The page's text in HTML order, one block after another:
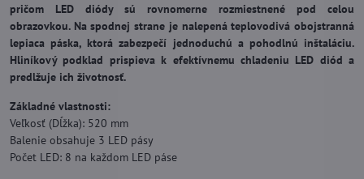
pričom LED diódy sú rovnomerne rozmiestnené pod celou
obrazovkou. Na spodnej strane je nalepená teplovodivá obojstranná
lepiaca páska, ktorá zabezpečí jednoduchú a pohodlnú inštaláciu.
Hliníkový podklad prispieva k efektívnemu chladeniu LED diód a
predlžuje ich životnosť.
Základné vlastnosti:
Veľkosť (Dĺžka): 520 mm
Balenie obsahuje 3 LED pásy
Počet LED: 8 na každom LED páse